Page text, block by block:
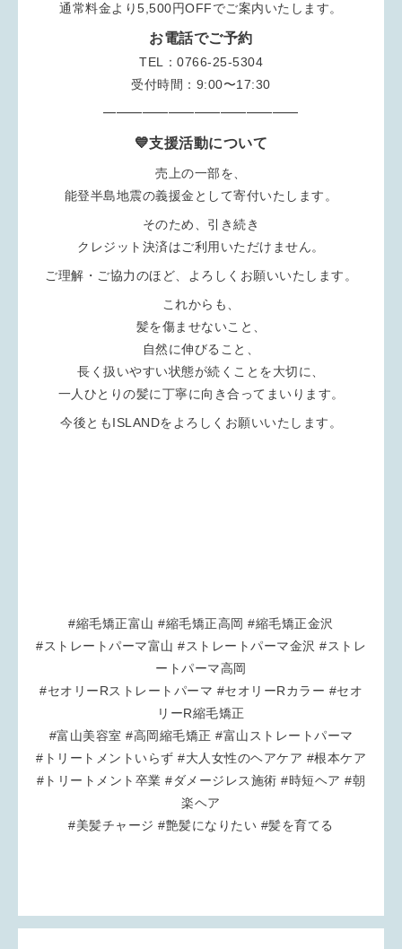
通常料金より5,500円OFFでご案内いたします。
お電話でご予約
TEL：0766-25-5304
受付時間：9:00〜17:30
━━━━━━━━━━━━━━━
💙支援活動について
売上の一部を、
能登半島地震の義援金として寄付いたします。
そのため、引き続き
クレジット決済はご利用いただけません。
ご理解・ご協力のほど、よろしくお願いいたします。
これからも、
髪を傷ませないこと、
自然に伸びること、
長く扱いやすい状態が続くことを大切に、
一人ひとりの髪に丁寧に向き合ってまいります。
今後ともISLANDをよろしくお願いいたします。
#縮毛矯正富山 #縮毛矯正高岡 #縮毛矯正金沢
#ストレートパーマ富山 #ストレートパーマ金沢 #ストレ
ートパーマ高岡
#セオリーRストレートパーマ #セオリーRカラー #セオ
リーR縮毛矯正
#富山美容室 #高岡縮毛矯正 #富山ストレートパーマ
#トリートメントいらず #大人女性のヘアケア #根本ケア
#トリートメント卒業 #ダメージレス施術 #時短ヘア #朝
楽ヘア
#美髪チャージ #艶髪になりたい #髪を育てる